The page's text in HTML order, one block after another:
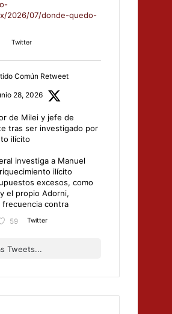
2026/07/donde-quedo-
Twitter
Común Retweet
28, 2026
de Milei y jefe de
tras ser investigado por
ilícito
investiga a Manuel
ilícito
excesos, como
el propio Adorni,
frecuencia contra
59 Twitter
Tweets...